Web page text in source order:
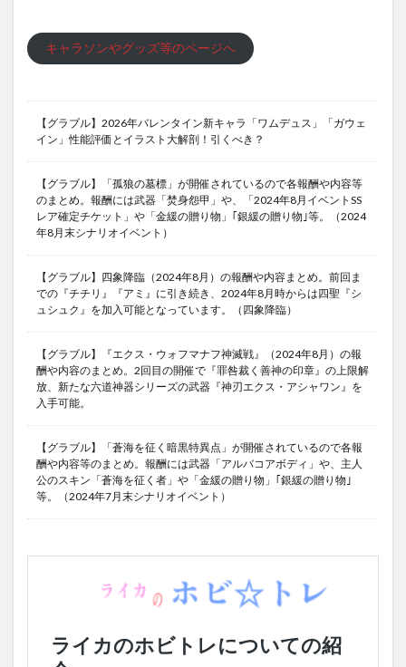
キャラソンやグッズ等のページへ
【グラブル】2026年バレンタイン新キャラ「ワムデュス」「ガウェ
イン」性能評価とイラスト大解剖！引くべき？
【グラブル】「孤狼の墓標」が開催されているので各報酬や内容等
のまとめ。報酬には武器「焚身怨甲」や、「2024年8月イベントSS
レア確定チケット」や「金緩の贈り物」｢銀緩の贈り物｣等。（2024
年8月末シナリオイベント）
【グラブル】四象降臨（2024年8月）の報酬や内容まとめ。前回ま
での『チチリ』『アミ』に引き続き、2024年8月時からは四聖『シ
ュシュク』を加入可能となっています。（四象降臨）
【グラブル】『エクス・ウォフマナフ神滅戦』（2024年8月）の報
酬や内容のまとめ。2回目の開催で『罪咎裁く善神の印章』の上限解
放、新たな六道神器シリーズの武器『神刃エクス・アシャワン』を
入手可能。
【グラブル】「蒼海を征く暗黒特異点」が開催されているので各報
酬や内容等のまとめ。報酬には武器「アルバコアボディ」や、主人
公のスキン「蒼海を征く者」や「金緩の贈り物」｢銀緩の贈り物｣
等。（2024年7月末シナリオイベント）